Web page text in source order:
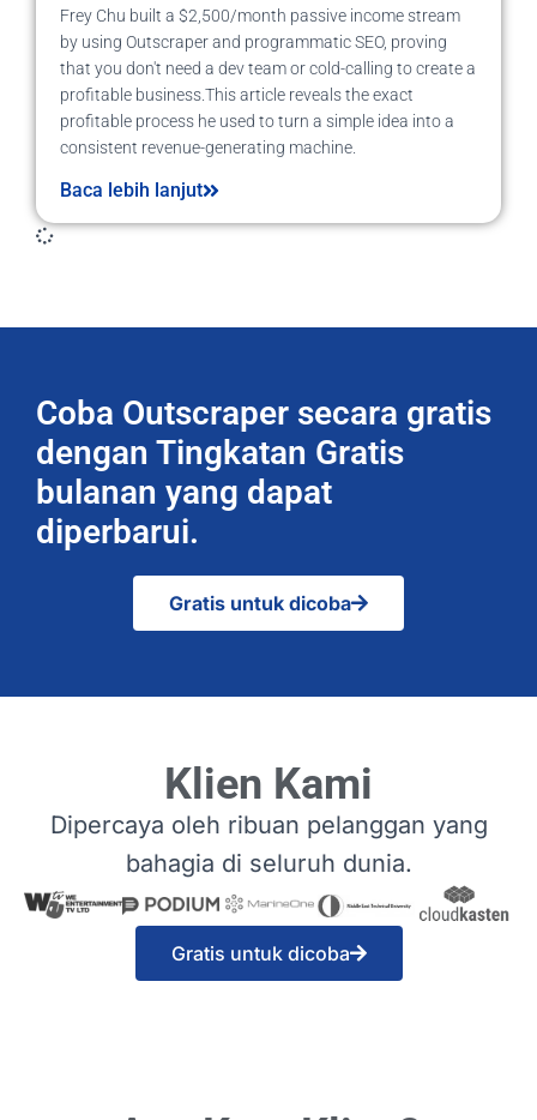
Frey Chu built a $2,500/month passive income stream
by using Outscraper and programmatic SEO, proving
that you don't need a dev team or cold-calling to create a
profitable business.This article reveals the exact
profitable process he used to turn a simple idea into a
consistent revenue-generating machine.
Baca lebih lanjut
Coba Outscraper secara gratis
dengan Tingkatan Gratis
bulanan yang dapat
diperbarui.
Gratis untuk dicoba
Klien Kami
Dipercaya oleh ribuan pelanggan yang
bahagia di seluruh dunia.
Gratis untuk dicoba